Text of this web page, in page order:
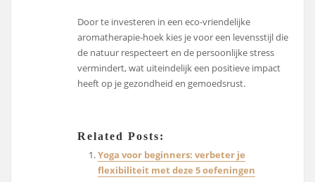
Door te investeren in een eco-vriendelijke
aromatherapie-hoek kies je voor een levensstijl die
de natuur respecteert en de persoonlijke stress
vermindert, wat uiteindelijk een positieve impact
heeft op je gezondheid en gemoedsrust.
Related Posts:
Yoga voor beginners: verbeter je
flexibiliteit met deze 5 oefeningen